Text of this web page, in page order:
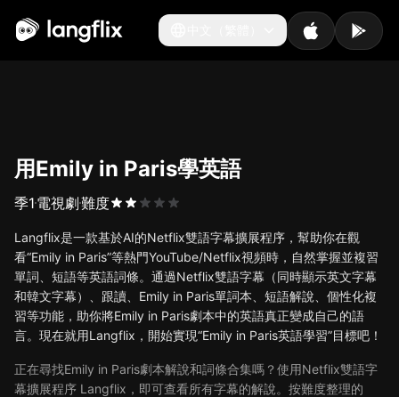
中文（繁體）
用Emily in Paris學英語
季1 電視劇難度
Langflix是一款基於AI的Netflix雙語字幕擴展程序，幫助你在觀
看“Emily in Paris”等熱門YouTube/Netflix視頻時，自然掌握並複習
單詞、短語等英語詞條。通過Netflix雙語字幕（同時顯示英文字幕
和韓文字幕）、跟讀、Emily in Paris單詞本、短語解說、個性化複
習等功能，助你將Emily in Paris劇本中的英語真正變成自己的語
言。現在就用Langflix，開始實現“Emily in Paris英語學習”目標吧！
正在尋找Emily in Paris劇本解說和詞條合集嗎？使用Netflix雙語字
幕擴展程序 Langflix，即可查看所有字幕的解說。按難度整理的